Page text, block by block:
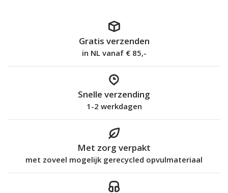
Gratis verzenden
in NL vanaf € 85,-
Snelle verzending
1-2 werkdagen
Met zorg verpakt
met zoveel mogelijk gerecycled opvulmateriaal